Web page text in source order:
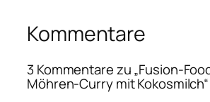
Kommentare
3 Kommentare zu „Fusion-
Möhren-Curry mit Kokosmilch“